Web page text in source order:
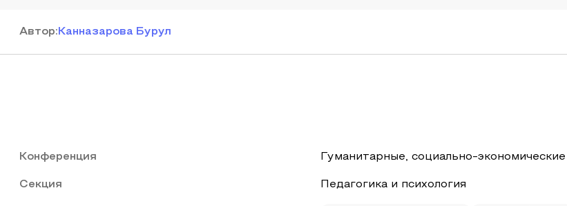
Автор: Канназарова Бурул
Конференция Гуманитарные, социально-
Секция Педагогика и психология